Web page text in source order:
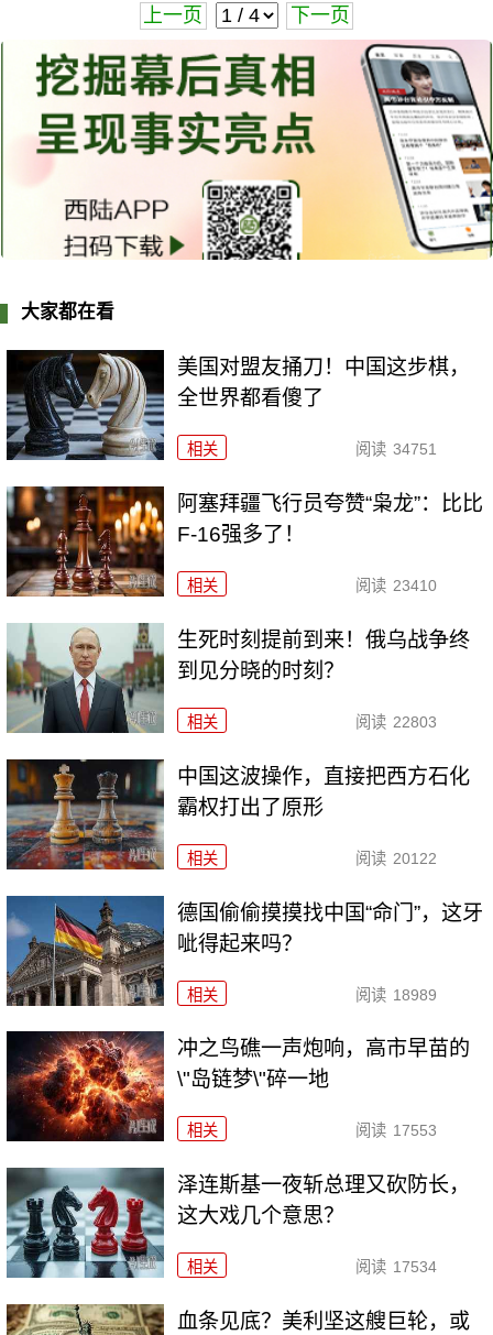
上一页 下一页
大家都在看
美国对盟友捅刀！中国这步棋，
全世界都看傻了
相关 阅读 34751
阿塞拜疆飞行员夸赞“枭龙”：比比
F-16强多了！
相关 阅读 23410
生死时刻提前到来！俄乌战争终
到见分晓的时刻？
相关 阅读 22803
中国这波操作，直接把西方石化
霸权打出了原形
相关 阅读 20122
德国偷偷摸摸找中国“命门”，这牙
呲得起来吗？
相关 阅读 18989
冲之鸟礁一声炮响，高市早苗的
\"岛链梦\"碎一地
相关 阅读 17553
泽连斯基一夜斩总理又砍防长，
这大戏几个意思？
相关 阅读 17534
血条见底？美利坚这艘巨轮，或